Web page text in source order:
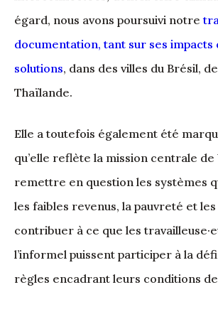
égard, nous avons poursuivi notre
documentation, tant sur ses impacts
solutions, dans des villes du Brésil,
Thaïlande.
Elle a toutefois également été
qu’elle reflète la mission centrale de
remettre en question les systèmes
les faibles revenus, la pauvreté et
contribuer à ce que les
l’informel puissent participer à la
règles encadrant leurs conditions